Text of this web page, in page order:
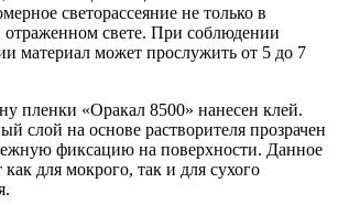
светорассеяние не только в
свете. При соблюдении
материал может прослужить от 5 до 7
пленки «Оракал 8500» нанесен клей.
слой на основе растворителя прозрачен
фиксацию на поверхности. Данное
для мокрого, так и для сухого